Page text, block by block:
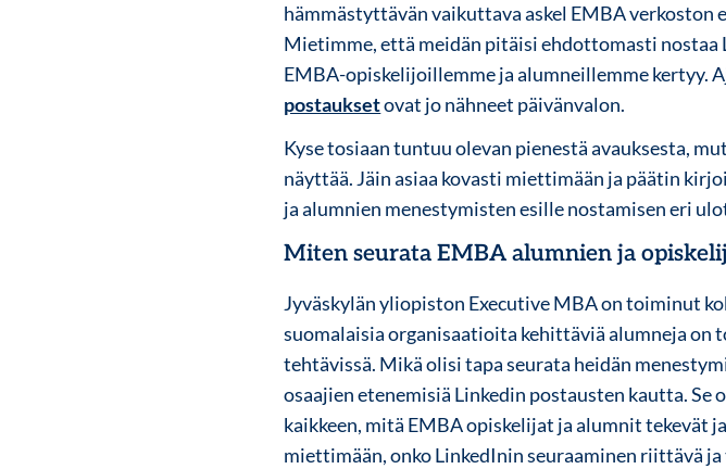
hämmästyttävän vaikuttava askel EMBA verkoston
Mietimme, että meidän pitäisi ehdottomasti nostaa
EMBA-opiskelijoillemme ja alumneillemme kertyy.
postauksetovat jo nähneet päivänvalon.
Kyse tosiaan tuntuu olevan pienestä avauksesta,
näyttää. Jäin asiaa kovasti miettimään ja päätin
ja alumnien menestymisten esille nostamisen eri
Miten seurata EMBA alumnien ja
Jyväskylän yliopiston Executive MBA on toiminut
suomalaisia organisaatioita kehittäviä alumneja on
tehtävissä. Mikä olisi tapa seurata heidän
osaajien etenemisiä Linkedin postausten kautta.
kaikkeen, mitä EMBA opiskelijat ja alumnit tekevät
miettimään, onko LinkedInin seuraaminen riittävä